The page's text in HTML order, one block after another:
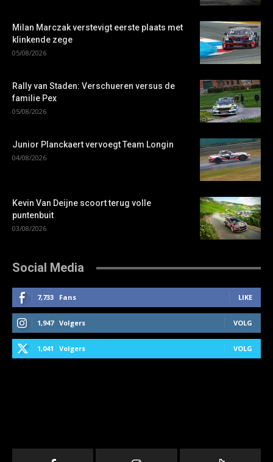
Milan Marczak verstevigt eerste plaats met
klinkende zege
05/08/2026
Rally van Staden: Verschueren versus de
familie Pex
05/08/2026
Junior Planckaert vervoegt Team Longin
04/08/2026
Kevin Van Deijne scoort terug volle
puntenbuit
03/08/2026
Social Media
7,733 Fans LIKE
1,947 Volgers VOLG
1,041 Volgers VOLG